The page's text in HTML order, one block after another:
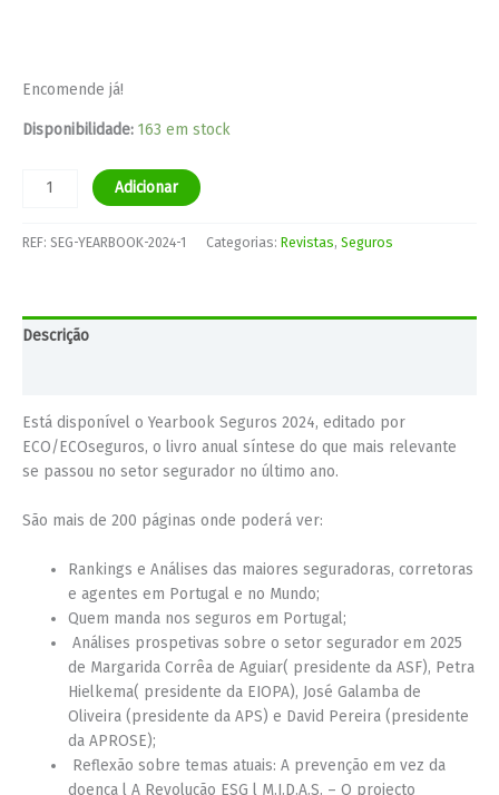
Encomende já!
Disponibilidade: 163 em stock
Adicionar
REF: SEG-YEARBOOK-2024-1 Categorias: Revistas, Seguros
Descrição
Está disponível o Yearbook Seguros 2024, editado por
ECO/ECOseguros, o livro anual síntese do que mais relevante
se passou no setor segurador no último ano.
São mais de 200 páginas onde poderá ver:
Rankings e Análises das maiores seguradoras, corretoras
e agentes em Portugal e no Mundo;
Quem manda nos seguros em Portugal;
Análises prospetivas sobre o setor segurador em 2025
de Margarida Corrêa de Aguiar( presidente da ASF), Petra
Hielkema( presidente da EIOPA), José Galamba de
Oliveira (presidente da APS) e David Pereira (presidente
da APROSE);
Reflexão sobre temas atuais: A prevenção em vez da
doença l A Revolução ESG l M.I.D.A.S. – O projecto